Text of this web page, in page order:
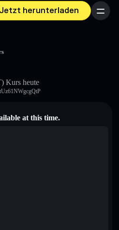
Jetzt herunterladen Menü
Kurs heute
at this time.